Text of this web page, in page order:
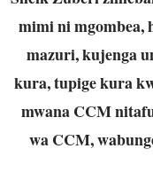
mimi ni mgombea,
mazuri, kujenga
kura, tupige kura
mwana CCM
wa CCM,